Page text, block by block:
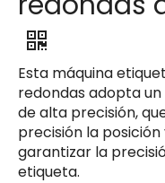
Esta máquina
redondas adopta
de alta precisión,
precisión la
garantizar la
etiqueta.